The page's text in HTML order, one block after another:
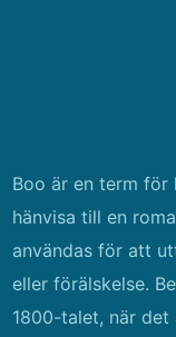
Boo är en term
hänvisa till en
användas för att
eller förälskelse.
1800-talet, när